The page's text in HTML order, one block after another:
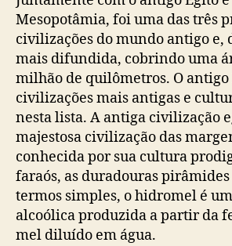
Mesopotâmia, foi uma das três
civilizações do mundo antigo e,
mais difundida, cobrindo uma
milhão de quilômetros. O antigo
civilizações mais antigas e
nesta lista. A antiga civilização
majestosa civilização das
conhecida por sua cultura
faraós, as duradouras pirâmides
termos simples, o hidromel é
alcoólica produzida a partir da
mel diluído em água.